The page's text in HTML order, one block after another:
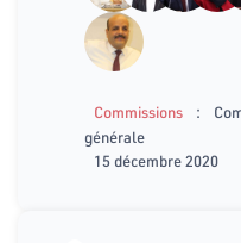
Commissions :
générale
15 décembre 2020